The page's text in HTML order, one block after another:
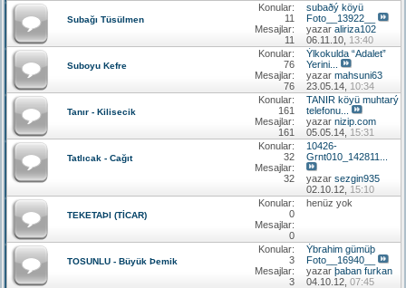
Subağı Tüsülmen
Konular:
11
Mesajlar:
11
subaðý köyü
Foto__13922__
yazar aliriza102
06.11.10, 13:40
Suboyu Kefre
Konular:
76
Mesajlar:
76
Ýlkokulda “Adalet”
Yerini...
yazar mahsuni63
23.05.14, 10:34
Tanır - Kilisecik
Konular:
161
Mesajlar:
161
TANIR köyü muhtarý
telefonu...
yazar nizip.com
05.05.14, 15:31
Tatlıcak - Cağıt
Konular:
32
Mesajlar:
32
10426-
Grnt010_142811...
yazar sezgin935
02.10.12, 15:10
TEKETAÞI (TİCAR)
Konular:
0
Mesajlar:
0
henüz yok
TOSUNLU - Büyük Þemik
Konular:
3
Mesajlar:
3
Ýbrahim gümüþ
Foto__16940__
yazar þaban furkan
04.10.12, 07:45